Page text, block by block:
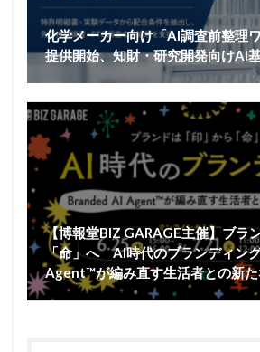
化学メーカー向け「AI調査前整理
提供開始、知財・研究開発向けAI
【博報堂BIZ GARAGE主催】ブラ
「命」へ AI時代のブランディン
Agent™が編み直す生活者との新